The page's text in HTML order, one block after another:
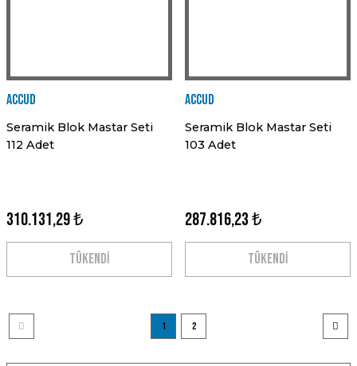
Accud
Seramik Blok Mastar Seti
112 Adet
310.131,29 ₺
TÜKENDİ
Accud
Seramik Blok Mastar Seti
103 Adet
287.816,23 ₺
TÜKENDİ
1 2